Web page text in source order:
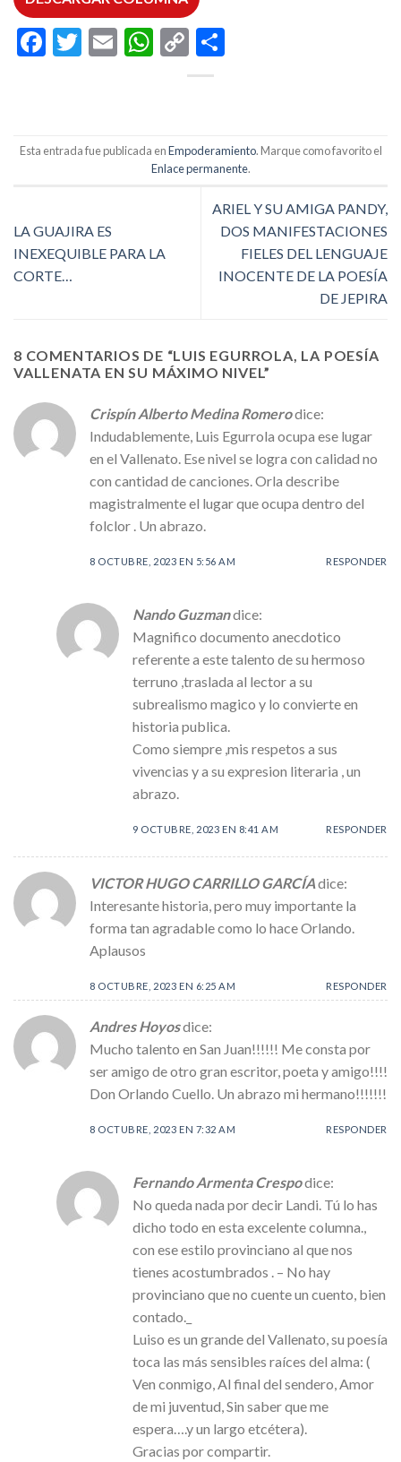
Facebook
Twitter
EmailWhatsApp
Copy
Link
Esta entrada fue publicada enEmpoderamiento. Marque como favorito el
Enlace permanente.
LA GUAJIRA ES
INEXEQUIBLE PARA LA
CORTE…
ARIEL Y SU AMIGA PANDY,
DOS MANIFESTACIONES
FIELES DEL LENGUAJE
INOCENTE DE LA POESÍA
DE JEPIRA
8 COMENTARIOS DE “LUIS EGURROLA, LA POESÍA
VALLENATA EN SU MÁXIMO NIVEL”
Crispín Alberto Medina Romerodice:
Indudablemente, Luis Egurrola ocupa ese lugar
en el Vallenato. Ese nivel se logra con calidad no
con cantidad de canciones. Orla describe
magistralmente el lugar que ocupa dentro del
folclor . Un abrazo.
8 OCTUBRE, 2023 EN 5:56 AM RESPONDER
Nando Guzmandice:
Magnifico documento anecdotico
referente a este talento de su hermoso
terruno ,traslada al lector a su
subrealismo magico y lo convierte en
historia publica.
Como siempre ,mis respetos a sus
vivencias y a su expresion literaria , un
abrazo.
9 OCTUBRE, 2023 EN 8:41 AM RESPONDER
VICTOR HUGO CARRILLO GARCÍAdice:
Interesante historia, pero muy importante la
forma tan agradable como lo hace Orlando.
Aplausos
8 OCTUBRE, 2023 EN 6:25 AM RESPONDER
Andres Hoyosdice:
Mucho talento en San Juan!!!!!! Me consta por
ser amigo de otro gran escritor, poeta y amigo!!!!
Don Orlando Cuello. Un abrazo mi hermano!!!!!!!
8 OCTUBRE, 2023 EN 7:32 AM RESPONDER
Fernando Armenta Crespodice:
No queda nada por decir Landi. Tú lo has
dicho todo en esta excelente columna.,
con ese estilo provinciano al que nos
tienes acostumbrados . – No hay
provinciano que no cuente un cuento, bien
contado._
Luiso es un grande del Vallenato, su poesía
toca las más sensibles raíces del alma: (
Ven conmigo, Al final del sendero, Amor
de mi juventud, Sin saber que me
espera….y un largo etcétera).
Gracias por compartir.